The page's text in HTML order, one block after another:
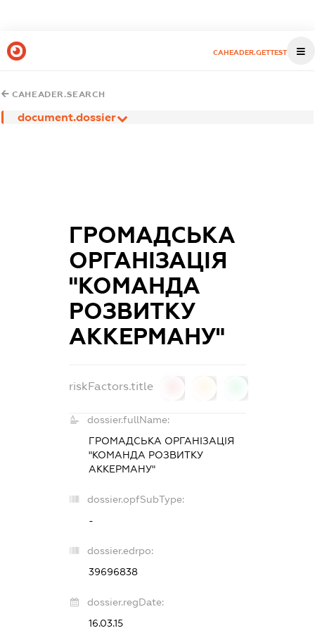
CAHEADER.GETTEST
CAHEADER.SEARCH
document.dossier
ГРОМАДСЬКА
ОРГАНІЗАЦІЯ
"КОМАНДА
РОЗВИТКУ
АККЕРМАНУ"
riskFactors.title
dossier.fullName:
ГРОМАДСЬКА ОРГАНІЗАЦІЯ
"КОМАНДА РОЗВИТКУ
АККЕРМАНУ"
dossier.opfSubType:
-
dossier.edrpo:
39696838
dossier.regDate:
16.03.15